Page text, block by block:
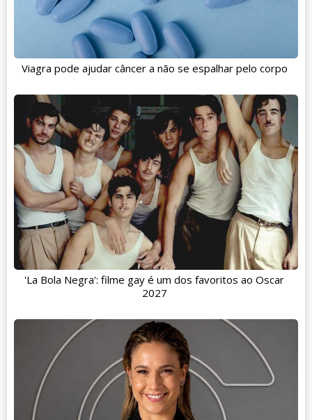
Viagra pode ajudar câncer a não se espalhar pelo corpo
'La Bola Negra': filme gay é um dos favoritos ao Oscar
2027